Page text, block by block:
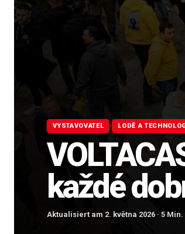
VYSTAVOVATEL · LODĚ A
každé
Aktualisiert am 2. května 2026 · 5